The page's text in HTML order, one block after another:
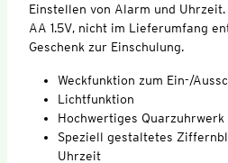
Einstellen von Alarm und
AA 1.5V, nicht im Lieferumfang
Geschenk zur Einschulung.
Weckfunktion zum Ein-/
Lichtfunktion
Hochwertiges Quarzuhrwerk
Speziell gestaltetes
Uhrzeit